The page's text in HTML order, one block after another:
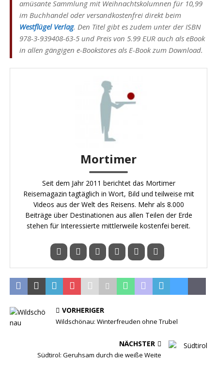
amüsante Sammlung mit Weihnachtskolumnen für 10,99
im Buchhandel oder versandkostenfrei direkt beim
Westflügel Verlag. Den Titel gibt es zudem unter der ISBN
978-3-939408-63-5 und Preis von 5.99 EUR auch als eBook
in allen gängigen e-Bookstores als E-Book zum Download.
Mortimer
Seit dem Jahr 2011 berichtet das Mortimer
Reisemagazin tagtäglich in Wort, Bild und teilweise mit
Videos aus der Welt des Reisens. Mehr als 8.000
Beiträge über Destinationen aus allen Teilen der Erde
stehen für Interessierte mittlerweile kostenfei bereit.
VORHERIGER
Wildschönau: Winterfreuden ohne Trubel
NÄCHSTER
Südtirol: Geruhsam durch die weiße Weite